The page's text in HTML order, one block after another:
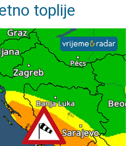
toplije